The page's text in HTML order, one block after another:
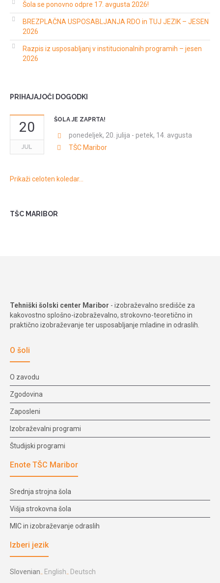
Šola se ponovno odpre 17. avgusta 2026!
BREZPLAČNA USPOSABLJANJA RDO in TUJ JEZIK – JESEN
2026
Razpis iz usposabljanj v institucionalnih programih – jesen
2026
PRIHAJAJOČI DOGODKI
20
JUL
ŠOLA JE ZAPRTA!
ponedeljek, 20. julija - petek, 14. avgusta
TŠC Maribor
Prikaži celoten koledar…
TŠC MARIBOR
Tehniški šolski center Maribor - izobraževalno središče za
kakovostno splošno-izobraževalno, strokovno-teoretično in
praktično izobraževanje ter usposabljanje mladine in odraslih.
O šoli
O zavodu
Zgodovina
Zaposleni
Izobraževalni programi
Študijski programi
Enote TŠC Maribor
Srednja strojna šola
Višja strokovna šola
MIC in izobraževanje odraslih
Izberi jezik
Slovenian English Deutsch